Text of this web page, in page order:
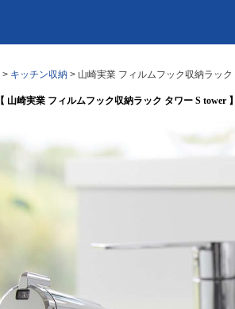
キッチン収納 山崎実業 フィルムフック収納ラッ
【 山崎実業 フィルムフック収納ラック タワー S tower 】